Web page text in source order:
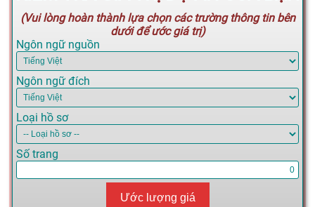
(Vui lòng hoàn thành lựa chọn các trường thông tin bên
dưới để ước giá trị)
Ngôn ngữ nguồn
Ngôn ngữ đích
Loại hồ sơ
Số trang
Ước lượng giá